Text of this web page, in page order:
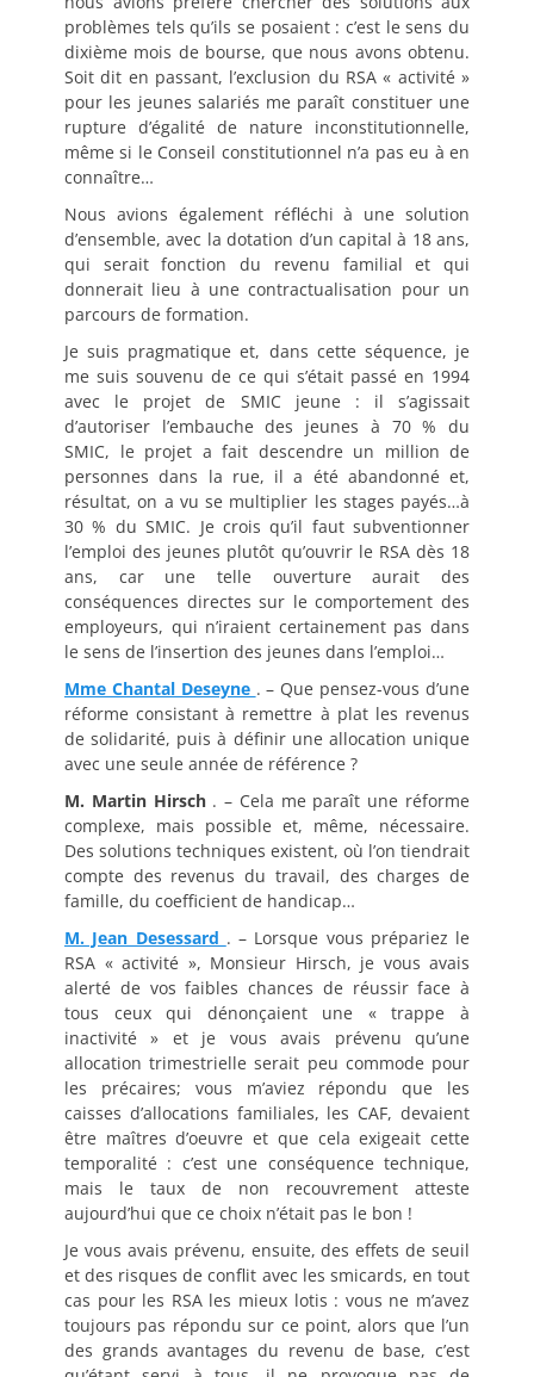
problèmes tels qu’ils se posaient : c’est le sens du
dixième mois de bourse, que nous avons obtenu.
Soit dit en passant, l’exclusion du RSA « activité »
pour les jeunes salariés me paraît constituer une
rupture d’égalité de nature inconstitutionnelle,
même si le Conseil constitutionnel n’a pas eu à en
connaître…
Nous avions également réfléchi à une solution
d’ensemble, avec la dotation d’un capital à 18 ans,
qui serait fonction du revenu familial et qui
donnerait lieu à une contractualisation pour un
parcours de formation.
Je suis pragmatique et, dans cette séquence, je
me suis souvenu de ce qui s’était passé en 1994
avec le projet de SMIC jeune : il s’agissait
d’autoriser l’embauche des jeunes à 70 % du
SMIC, le projet a fait descendre un million de
personnes dans la rue, il a été abandonné et,
résultat, on a vu se multiplier les stages payés…à
30 % du SMIC. Je crois qu’il faut subventionner
l’emploi des jeunes plutôt qu’ouvrir le RSA dès 18
ans, car une telle ouverture aurait des
conséquences directes sur le comportement des
employeurs, qui n’iraient certainement pas dans
le sens de l’insertion des jeunes dans l’emploi…
Mme Chantal Deseyne . – Que pensez-vous d’une
réforme consistant à remettre à plat les revenus
de solidarité, puis à définir une allocation unique
avec une seule année de référence ?
M. Martin Hirsch . – Cela me paraît une réforme
complexe, mais possible et, même, nécessaire.
Des solutions techniques existent, où l’on tiendrait
compte des revenus du travail, des charges de
famille, du coefficient de handicap…
M. Jean Desessard . – Lorsque vous prépariez le
RSA « activité », Monsieur Hirsch, je vous avais
alerté de vos faibles chances de réussir face à
tous ceux qui dénonçaient une « trappe à
inactivité » et je vous avais prévenu qu’une
allocation trimestrielle serait peu commode pour
les précaires; vous m’aviez répondu que les
caisses d’allocations familiales, les CAF, devaient
être maîtres d’oeuvre et que cela exigeait cette
temporalité : c’est une conséquence technique,
mais le taux de non recouvrement atteste
aujourd’hui que ce choix n’était pas le bon !
Je vous avais prévenu, ensuite, des effets de seuil
et des risques de conflit avec les smicards, en tout
cas pour les RSA les mieux lotis : vous ne m’avez
toujours pas répondu sur ce point, alors que l’un
des grands avantages du revenu de base, c’est